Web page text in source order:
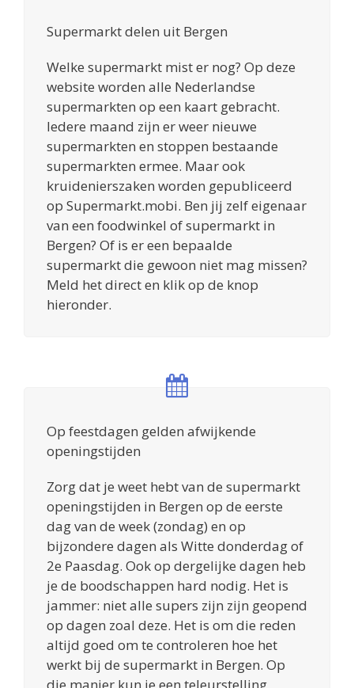
Supermarkt delen uit Bergen
Welke supermarkt mist er nog? Op deze
website worden alle Nederlandse
supermarkten op een kaart gebracht.
Iedere maand zijn er weer nieuwe
supermarkten en stoppen bestaande
supermarkten ermee. Maar ook
kruidenierszaken worden gepubliceerd
op Supermarkt.mobi. Ben jij zelf eigenaar
van een foodwinkel of supermarkt in
Bergen? Of is er een bepaalde
supermarkt die gewoon niet mag missen?
Meld het direct en klik op de knop
hieronder.
Op feestdagen gelden afwijkende
openingstijden
Zorg dat je weet hebt van de supermarkt
openingstijden in Bergen op de eerste
dag van de week (zondag) en op
bijzondere dagen als Witte donderdag of
2e Paasdag. Ook op dergelijke dagen heb
je de boodschappen hard nodig. Het is
jammer: niet alle supers zijn zijn geopend
op dagen zoal deze. Het is om die reden
altijd goed om te controleren hoe het
werkt bij de supermarkt in Bergen. Op